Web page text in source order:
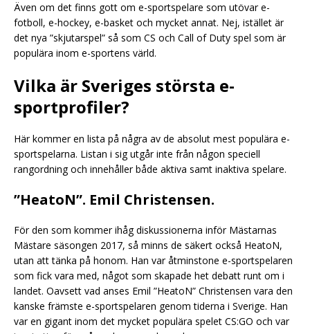
Även om det finns gott om e-sportspelare som utövar e-
fotboll, e-hockey, e-basket och mycket annat. Nej, istället är
det nya ”skjutarspel” så som CS och Call of Duty spel som är
populära inom e-sportens värld.
Vilka är Sveriges största e-
sportprofiler?
Här kommer en lista på några av de absolut mest populära e-
sportspelarna. Listan i sig utgår inte från någon speciell
rangordning och innehåller både aktiva samt inaktiva spelare.
”HeatoN”. Emil Christensen.
För den som kommer ihåg diskussionerna inför Mästarnas
Mästare säsongen 2017, så minns de säkert också HeatoN,
utan att tänka på honom. Han var åtminstone e-sportspelaren
som fick vara med, något som skapade het debatt runt om i
landet. Oavsett vad anses Emil ”HeatoN” Christensen vara den
kanske främste e-sportspelaren genom tiderna i Sverige. Han
var en gigant inom det mycket populära spelet CS:GO och var